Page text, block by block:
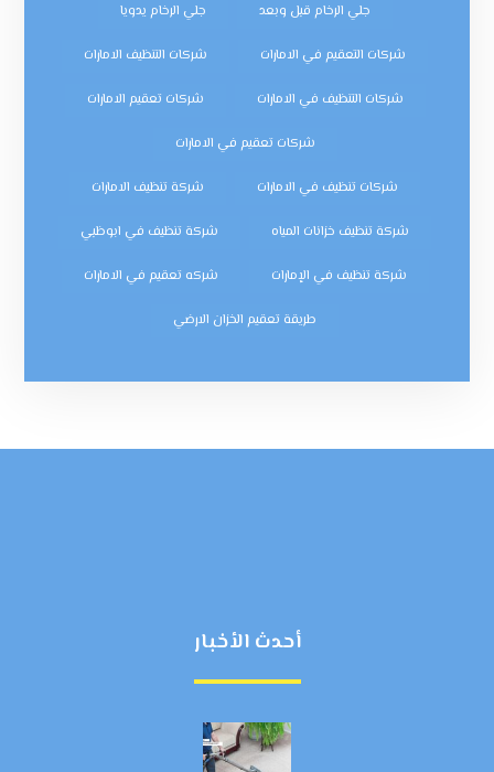
جلي الرخام قبل وبعد جلي الرخام يدويا
شركات التعقيم في الامارات شركات التنظيف الامارات
شركات التنظيف في الامارات شركات تعقيم الامارات
شركات تعقيم في الامارات
شركات تنظيف في الامارات شركة تنظيف الامارات
شركة تنظيف خزانات المياه شركة تنظيف في ابوظبي
شركة تنظيف في الإمارات شركه تعقيم في الامارات
طريقة تعقيم الخزان الارضي
أحدث الأخبار